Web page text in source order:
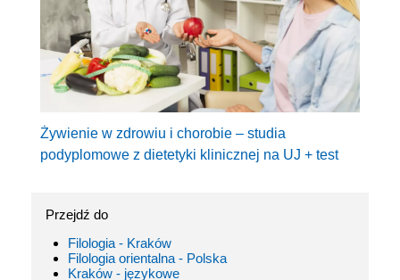
Żywienie w zdrowiu i chorobie – studia
podyplomowe z dietetyki klinicznej na UJ + test
Przejdź do
Filologia - Kraków
Filologia orientalna - Polska
Kraków - językowe